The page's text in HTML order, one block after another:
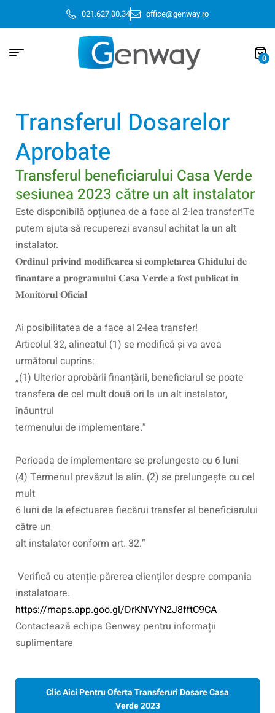
021.627.00.34 office@genway.ro
0
Transferul Dosarelor
Aprobate
Transferul beneficiarului Casa Verde
sesiunea 2023 către un alt instalator
Este disponibilă opțiunea de a face al 2-lea transfer!Te
putem ajuta să recuperezi avansul achitat la un alt
instalator.
𝐎𝐫𝐝𝐢𝐧𝐮𝐥 𝐩𝐫𝐢𝐯𝐢𝐧𝐝 𝐦𝐨𝐝𝐢𝐟𝐢𝐜𝐚𝐫𝐞𝐚 𝐬𝐢 𝐜𝐨𝐦𝐩𝐥𝐞𝐭𝐚𝐫𝐞𝐚 𝐆𝐡𝐢𝐝𝐮𝐥𝐮𝐢 𝐝𝐞
𝐟𝐢𝐧𝐚𝐧𝐭𝐚𝐫𝐞 𝐚 𝐩𝐫𝐨𝐠𝐫𝐚𝐦𝐮𝐥𝐮𝐢 𝐂𝐚𝐬𝐚 𝐕𝐞𝐫𝐝𝐞 𝐚 𝐟𝐨𝐬𝐭 𝐩𝐮𝐛𝐥𝐢𝐜𝐚𝐭 î𝐧
𝐌𝐨𝐧𝐢𝐭𝐨𝐫𝐮𝐥 𝐎𝐟𝐢𝐜𝐢𝐚𝐥
Ai posibilitatea de a face al 2-lea transfer!
Articolul 32, alineatul (1) se modifică și va avea
următorul cuprins:
„(1) Ulterior aprobării finanțării, beneficiarul se poate
transfera de cel mult două ori la un alt instalator,
înăuntrul
termenului de implementare.”
Perioada de implementare se prelungeste cu 6 luni
(4) Termenul prevăzut la alin. (2) se prelungește cu cel
mult
6 luni de la efectuarea fiecărui transfer al beneficiarului
către un
alt instalator conform art. 32.”
Verifică cu atenție părerea clienților despre compania
instalatoare.
https://maps.app.goo.gl/DrKNVYN2J8fftC9CA
Contactează echipa Genway pentru informații
suplimentare
Clic Aici Pentru Oferta Transferuri Dosare Casa
Verde 2023